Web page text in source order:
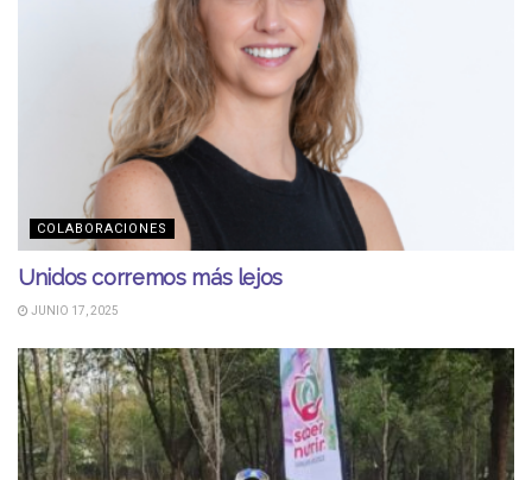
COLABORACIONES
Unidos corremos más lejos
JUNIO 17, 2025